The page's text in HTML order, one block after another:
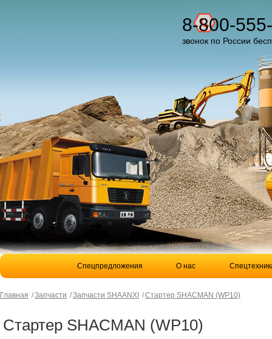
8-800-
звонок по России
Спецпредложения О нас
Главная Запчасти Запчасти SHAANXI Стартер SHACMAN (WP10)
Стартер SHACMAN (WP10)